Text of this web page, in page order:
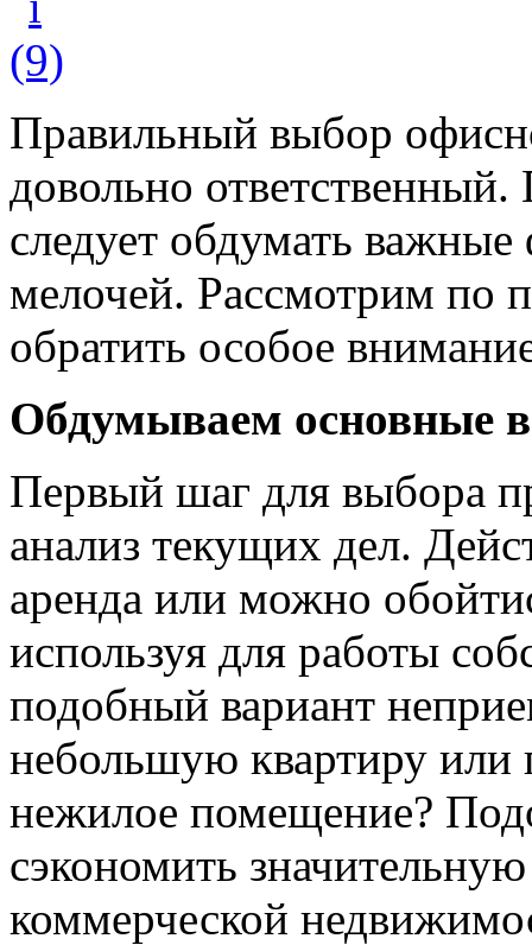
Правильный выбор
довольно
следует обдумать
мелочей. Рассмотрим по
обратить особое
Обдумываем основные
Первый шаг для выбора
анализ текущих дел.
аренда или можно
используя для работы
подобный вариант
небольшую квартиру или
нежилое помещение?
сэкономить
коммерческой